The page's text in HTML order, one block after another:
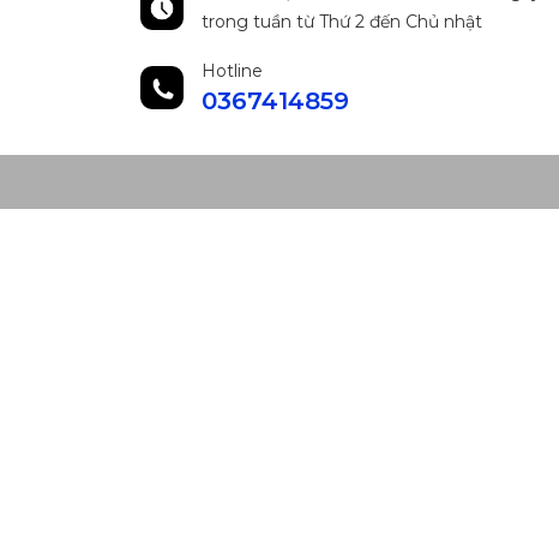
trong tuần từ Thứ 2 đến Chủ nhật
Hotline
0367414859